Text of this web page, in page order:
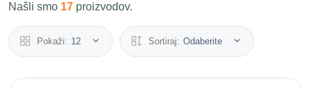
Našli smo 17 proizvodov.
Pokaži: 12 Sortiraj: Odaberite